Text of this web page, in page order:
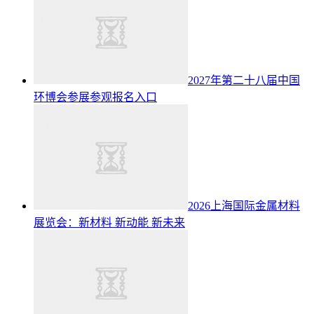
2027年第二十八届中国
环博会参展参观报名入口
2026上海国际金属材料
展览会：新材料 新动能 新未来